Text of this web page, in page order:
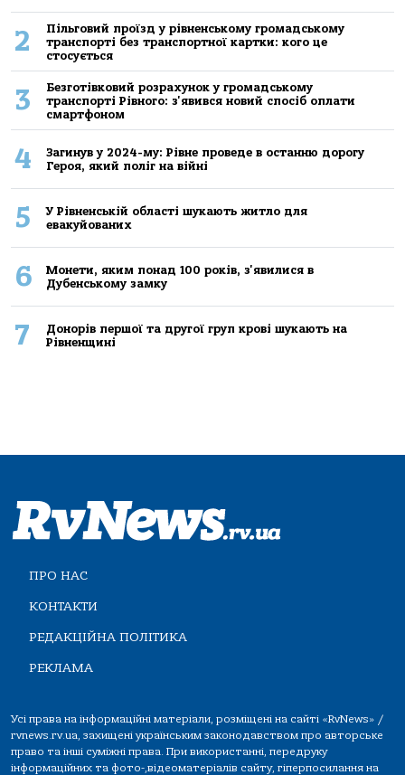
2
Пільговий проїзд у рівненському громадському
транспорті без транспортної картки: кого це
стосується
3
Безготівковий розрахунок у громадському
транспорті Рівного: з'явився новий спосіб оплати
смартфоном
4
Загинув у 2024-му: Рівне проведе в останню дорогу
Героя, який поліг на війні
5
У Рівненській області шукають житло для
евакуйованих
6
Монети, яким понад 100 років, з'явилися в
Дубенському замку
7
Донорів першої та другої груп крові шукають на
Рівненщині
ПРО НАС
КОНТАКТИ
РЕДАКЦІЙНА ПОЛІТИКА
РЕКЛАМА
Усі права на інформаційні матеріали, розміщені на сайті «RvNews» /
rvnews.rv.ua, захищені українським законодавством про авторське
право та інші суміжні права. При використанні, передруку
інформаційних та фото-,відеоматеріалів сайту, гіперпосилання на